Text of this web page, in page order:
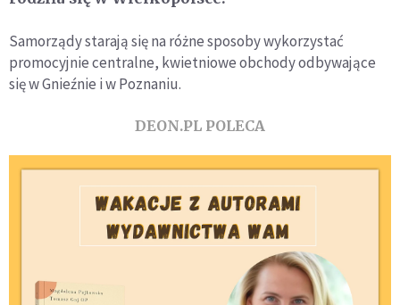
Samorządy starają się na różne sposoby wykorzystać
promocyjnie centralne, kwietniowe obchody odbywające
się w Gnieźnie i w Poznaniu.
DEON.PL POLECA